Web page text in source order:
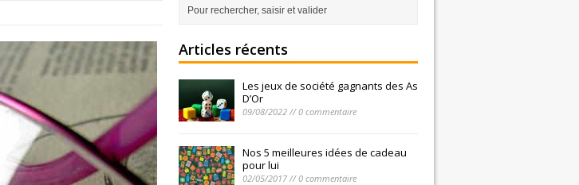
Articles récents
Les jeux de société gagnants des As
D’Or
09/08/2022 // 0 commentaire
Nos 5 meilleures idées de cadeau
pour lui
02/05/2017 // 0 commentaire